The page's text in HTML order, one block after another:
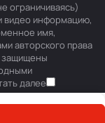
ограничиваясь)
видео информацию,
имя,
авторского права
защищены
далее